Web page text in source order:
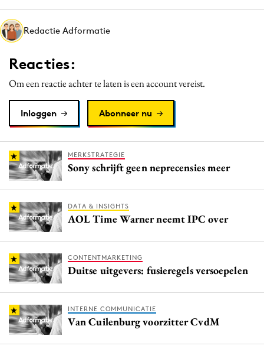
Martech
Media
Merkstrategie
PR
Programmatic
Reputatie & crisis
Redactie Adformatie
Reacties:
Om een reactie achter te laten is een account vereist.
Inloggen Abonneer nu
MERKSTRATEGIE
Sony schrijft geen neprecensies meer
DATA & INSIGHTS
AOL Time Warner neemt IPC over
CONTENTMARKETING
Duitse uitgevers: fusieregels versoepelen
INTERNE COMMUNICATIE
Van Cuilenburg voorzitter CvdM